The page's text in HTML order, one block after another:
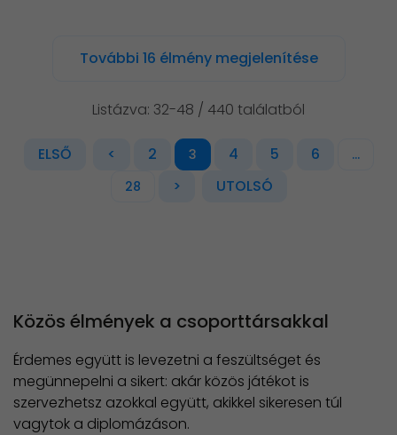
További 16 élmény megjelenítése
Listázva: 32-48 / 440 találatból
ELSŐ < 2 3 4 5 6
...
28
> UTOLSÓ
Közös élmények a csoporttársakkal
Érdemes együtt is levezetni a feszültséget és
megünnepelni a sikert: akár közös játékot is
szervezhetsz azokkal együtt, akikkel sikeresen túl
vagytok a diplomázáson.